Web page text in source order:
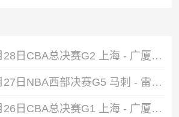
2026年05月28日CBA总决赛G2 上海 - 广厦 全场录像
2026年05月27日NBA西部决赛G5 马刺 - 雷霆 全场录像
2026年05月26日CBA总决赛G1 上海 - 广厦 全场录像